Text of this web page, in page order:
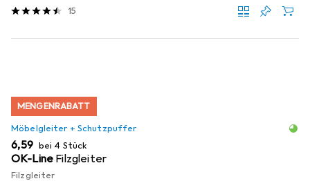
15
MENGENRABATT
Möbelgleiter + Schutzpuffer
EUR
6,59 bei 4 Stück
OK-Line Filzgleiter
Filzgleiter